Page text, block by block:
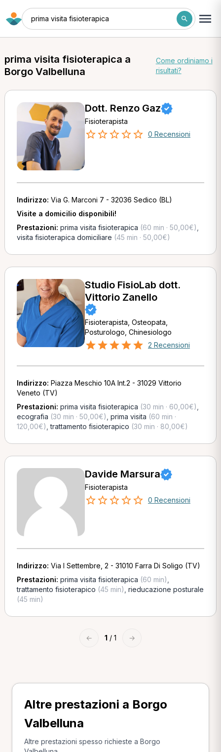
prima visita fisioterapica
prima visita fisioterapica a
Borgo Valbelluna
Come ordiniamo i
risultati?
Dott. Renzo Gaz
Fisioterapista
0 Recensioni
Indirizzo: Via G. Marconi 7 - 32036 Sedico (BL)
Visite a domicilio disponibili!
Prestazioni: prima visita fisioterapica (60 min · 50,00€)
visita fisioterapica domiciliare (45 min · 50,00€)
Studio FisioLab dott.
Vittorio Zanello
Fisioterapista, Osteopata,
Posturologo, Chinesiologo
2 Recensioni
Indirizzo: Piazza Meschio 10A Int.2 - 31029 Vittorio
Veneto (TV)
Prestazioni: prima visita fisioterapica (30 min · 60,00€)
ecografia (30 min · 50,00€) prima visita (60 min ·
120,00€) ,trattamento fisioterapico (30 min · 80,00€)
Davide Marsura
Fisioterapista
0 Recensioni
Indirizzo: Via I Settembre, 2 - 31010 Farra Di Soligo (TV)
Prestazioni: prima visita fisioterapica (60 min)
trattamento fisioterapico (45 min) rieducazione posturale
(45 min)
← 1 / 1 →
Altre prestazioni a Borgo
Valbelluna
Altre prestazioni spesso richieste a Borgo